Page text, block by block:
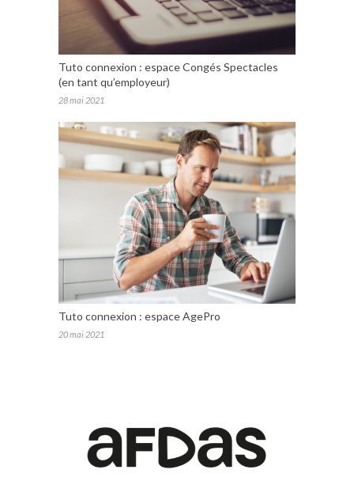
Tuto connexion : espace Congés Spectacles
(en tant qu’employeur)
28 mai 2021
Tuto connexion : espace AgePro
20 mai 2021